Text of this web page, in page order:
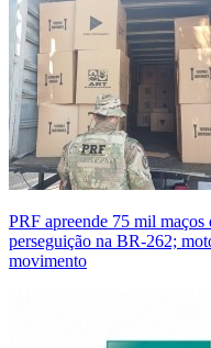
PRF apreende 75 mil maços
perseguição na BR-262;
movimento